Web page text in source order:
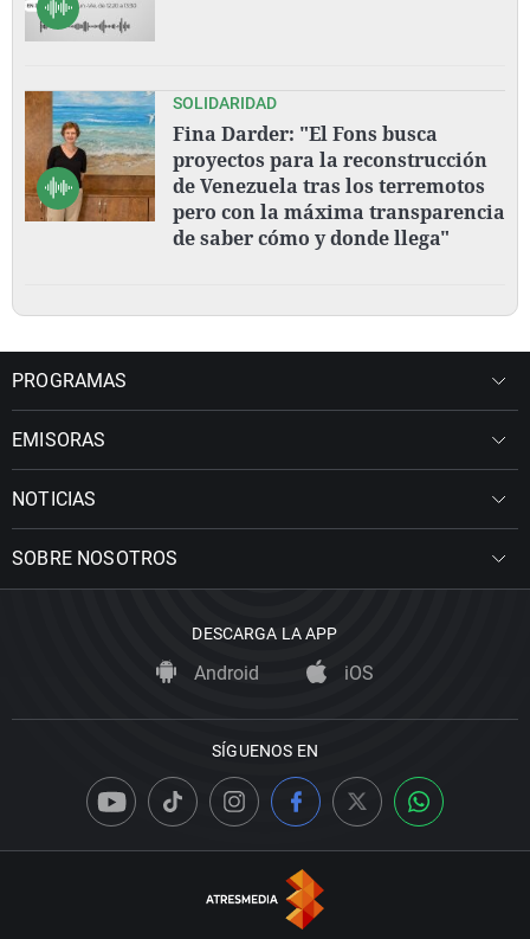
SOLIDARIDAD
Fina Darder: "El Fons busca
proyectos para la reconstrucción
de Venezuela tras los terremotos
pero con la máxima transparencia
de saber cómo y donde llega"
PROGRAMAS
EMISORAS
NOTICIAS
SOBRE NOSOTROS
DESCARGA LA APP
Android iOS
SÍGUENOS EN